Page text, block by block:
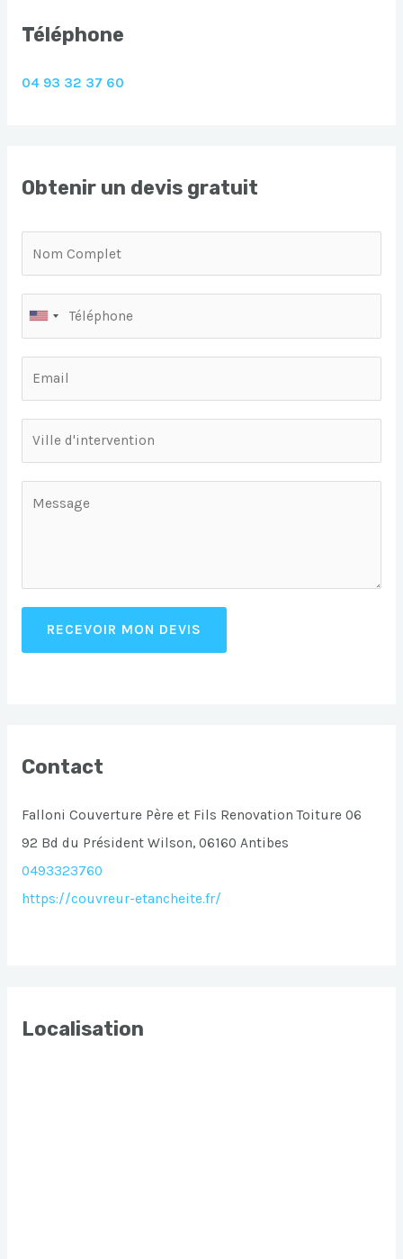
Téléphone
04 93 32 37 60
Obtenir un devis gratuit
RECEVOIR MON DEVIS
Contact
Falloni Couverture Père et Fils Renovation Toiture 06
92 Bd du Président Wilson, 06160 Antibes
0493323760
https://couvreur-etancheite.fr/
Localisation